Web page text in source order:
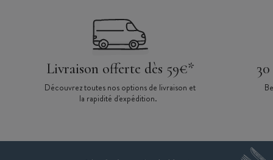
Livraison offerte dès 59€*
Découvrez toutes nos options de livraison et
la rapidité d'expédition.